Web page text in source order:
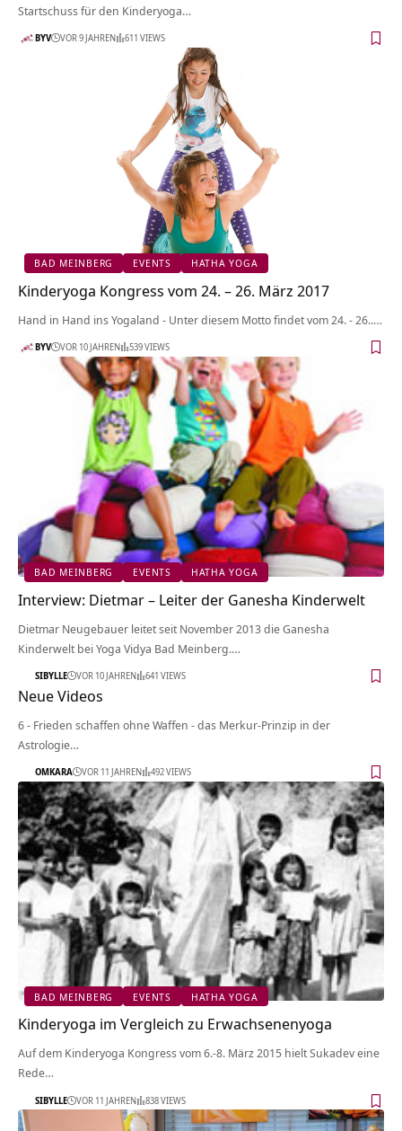
Startschuss für den Kinderyoga…
BYV VOR 9 JAHREN 611 VIEWS
BAD MEINBERG EVENTS HATHA YOGA
Kinderyoga Kongress vom 24. – 26. März 2017
Hand in Hand ins Yogaland - Unter diesem Motto findet vom 24. - 26..…
BYV VOR 10 JAHREN 539 VIEWS
BAD MEINBERG EVENTS HATHA YOGA
Interview: Dietmar – Leiter der Ganesha Kinderwelt
Dietmar Neugebauer leitet seit November 2013 die Ganesha
Kinderwelt bei Yoga Vidya Bad Meinberg.…
SIBYLLE VOR 10 JAHREN 641 VIEWS
Neue Videos
6 - Frieden schaffen ohne Waffen - das Merkur-Prinzip in der
Astrologie…
OMKARA VOR 11 JAHREN 492 VIEWS
BAD MEINBERG EVENTS HATHA YOGA
Kinderyoga im Vergleich zu Erwachsenenyoga
Auf dem Kinderyoga Kongress vom 6.-8. März 2015 hielt Sukadev eine
Rede…
SIBYLLE VOR 11 JAHREN 838 VIEWS